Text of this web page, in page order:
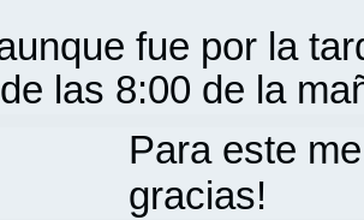
fue por la
las 8:00 de la
Para este
gracias!